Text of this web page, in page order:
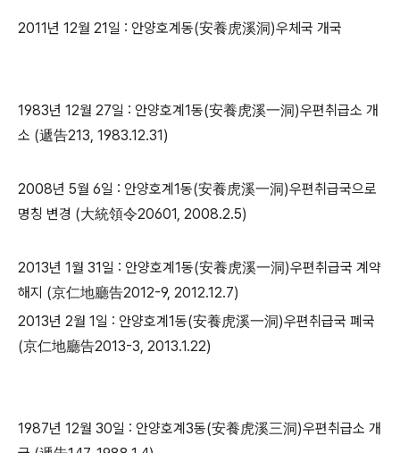
2011년 12월 21일 : 안양호계동(安養虎溪洞)우체국 개국
1983년 12월 27일 : 안양호계1동(安養虎溪一洞)우편취급소 개
소 (遞告213, 1983.12.31)
2008년 5월 6일 : 안양호계1동(安養虎溪一洞)우편취급국으로
명칭 변경 (大統領令20601, 2008.2.5)
​2013년 1월 31일 : 안양호계1동(安養虎溪一洞)우편취급국 계약
해지 (京仁地廳告2012-9, 2012.12.7)
​2013년 2월 1일 : 안양호계1동(安養虎溪一洞)우편취급국 폐국
(京仁地廳告2013-3, 2013.1.22)
1987년 12월 30일 : 안양호계3동(安養虎溪三洞)우편취급소 개